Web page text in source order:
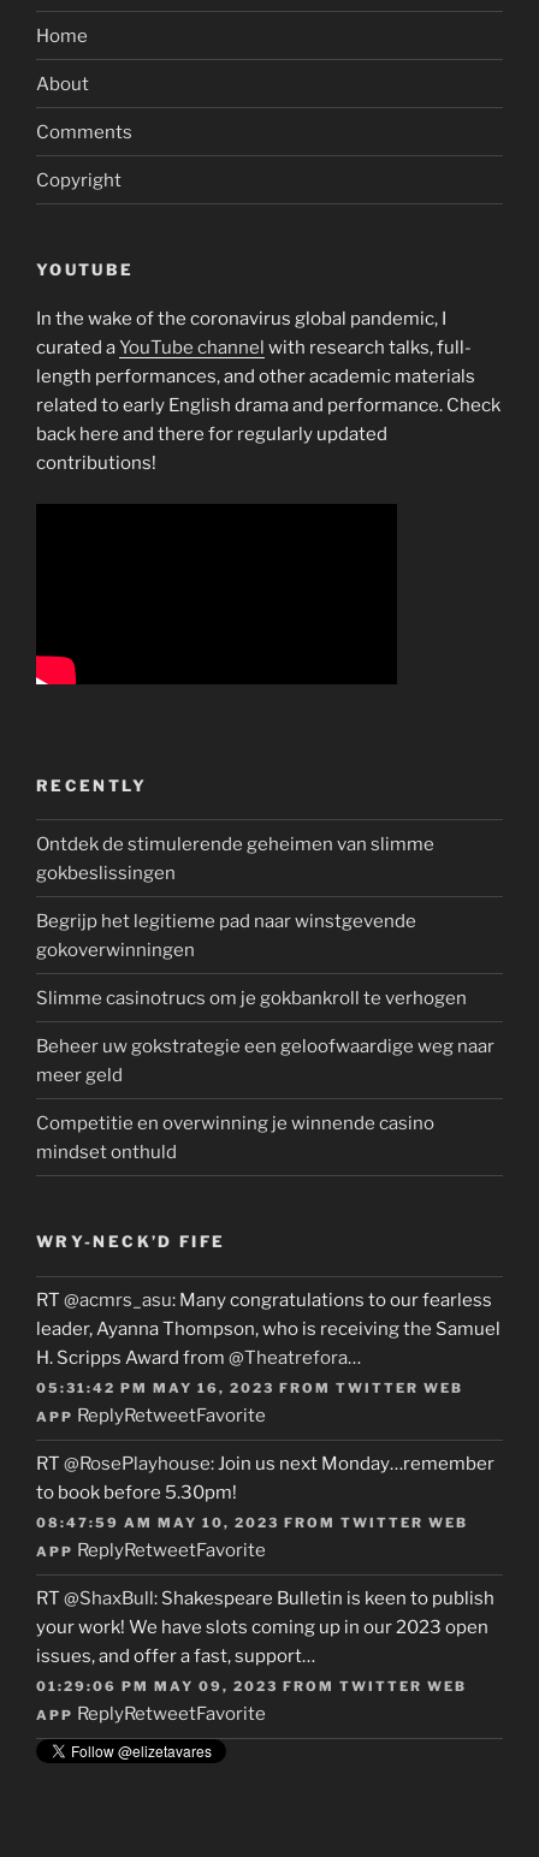
Home
About
Comments
Copyright
YOUTUBE
In the wake of the coronavirus global pandemic, I
curated aYouTube channel with research talks, full-
length performances, and other academic materials
related to early English drama and performance. Check
back here and there for regularly updated
contributions!
RECENTLY
Ontdek de stimulerende geheimen van slimme
gokbeslissingen
Begrijp het legitieme pad naar winstgevende
gokoverwinningen
Slimme casinotrucs om je gokbankroll te verhogen
Beheer uw gokstrategie een geloofwaardige weg naar
meer geld
Competitie en overwinning je winnende casino
mindset onthuld
WRY-NECK’D FIFE
RT @acmrs_asu: Many congratulations to our fearless
leader, Ayanna Thompson, who is receiving the Samuel
H. Scripps Award from @Theatrefora…
05:31:42 PM MAY 16, 2023 FROM TWITTER WEB
APP ReplyRetweetFavorite
RT @RosePlayhouse: Join us next Monday…remember
to book before 5.30pm!
08:47:59 AM MAY 10, 2023 FROM TWITTER WEB
APP ReplyRetweetFavorite
RT @ShaxBull: Shakespeare Bulletin is keen to publish
your work! We have slots coming up in our 2023 open
issues, and offer a fast, support…
01:29:06 PM MAY 09, 2023 FROM TWITTER WEB
APP ReplyRetweetFavorite